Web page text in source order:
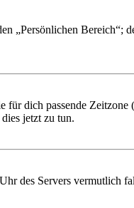
„Persönlichen Bereich“;
dich passende
jetzt zu tun.
des Servers vermutlich